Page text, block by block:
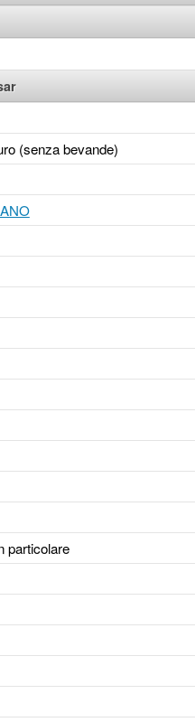
(senza bevande)
particolare